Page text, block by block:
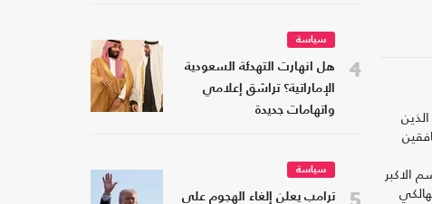
الاكبر
4
سياسة
هل انهارت التهدئة السعودية
الإماراتية؟ تراشق إعلامي
واتهامات جديدة
5
سياسة
ترامب يعلن إلغاء الهجوم على